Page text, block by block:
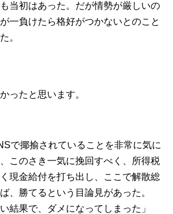
当初はあった。だが情勢が厳しいの
一負けたら格好がつかないとのこと
。
ったと思います。
で揶揄されていることを非常に気に
このさき一気に挽回すべく、所得税
現金給付を打ち出し、ここで解散総
、勝てるという目論見があった。
結果で、ダメになってしまった」